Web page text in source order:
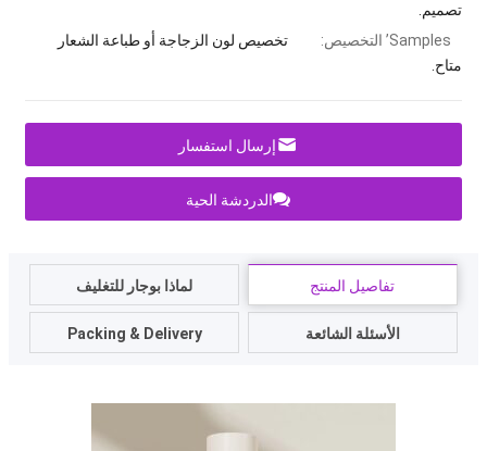
تصميم.
Samples’ التخصيص:
تخصيص لون الزجاجة أو طباعة الشعار
متاح.
إرسال استفسار
الدردشة الحية
تفاصيل المنتج لماذا بوجار للتغليف
الأسئلة الشائعة Packing & Delivery